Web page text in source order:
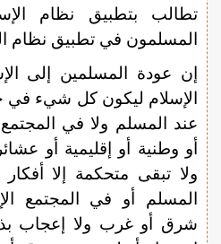
تطالب بتطبيق نظام
المسلمون في تطبيق نظام
إن عودة المسلمين إلى
الإسلام ليكون كل شيء في
عند المسلم ولا في
أو وطنية أو إقليمية أو
ولا تبقى متحكمة إلا
المسلم أو في المجتمع
شرق أو غرب ولا إعجاب